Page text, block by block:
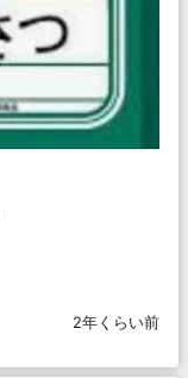
2年くらい前